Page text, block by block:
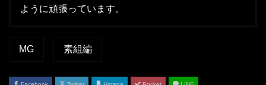
ように頑張っています。
MG 素組編